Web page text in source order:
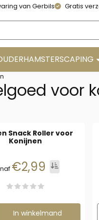
van Gerbils Gratis
HAMSTERSCAPING
voor
Snack Roller voor
Konijnen
Staffelprijzen
€2,99 Prijs incl. btw
voor Voer en Snack
In winkelmand